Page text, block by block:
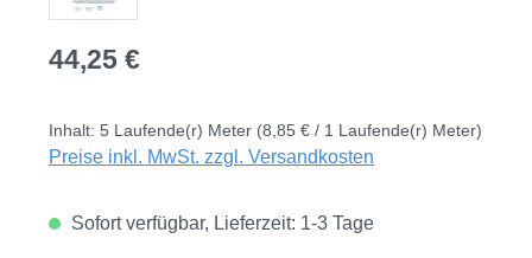
Regulärer Preis:
44,25 €
Inhalt: 5 Laufende(r) Meter (8,85 € / 1 Laufende(r) Meter)
Preise inkl. MwSt. zzgl. Versandkosten
Sofort verfügbar, Lieferzeit: 1-3 Tage